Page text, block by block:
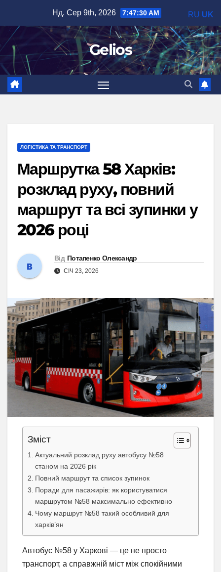
вмісту
Нд. Сер 9th, 2026 7:47:31 AM
Gelios
ЛОГІСТИКА ТА ТРАНСПОРТ
Маршрутка 58 Харків:
розклад руху, повний
маршрут та всі зупинки у
2026 році
Від Потапенко Олександр
СІЧ 23, 2026
Зміст
Актуальний розклад руху автобусу №58
станом на 2026 рік
Повний маршрут та список зупинок
Поради для пасажирів: як користуватися
маршрутом №58 максимально ефективно
Чому маршрут №58 такий особливий для
харків’ян
Автобус №58 у Харкові — це не просто
транспорт, а справжній міст між спокійними
RU UK